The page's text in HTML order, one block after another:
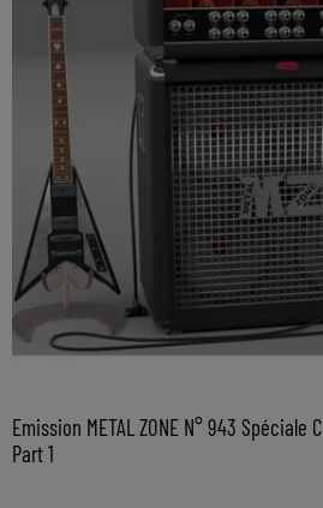
Emission METAL ZONE N° 943 Spéciale
Part 1